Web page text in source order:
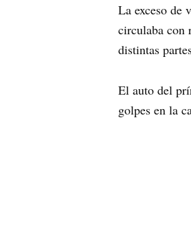
La exceso de
circulaba con
distintas
El auto del
golpes en la